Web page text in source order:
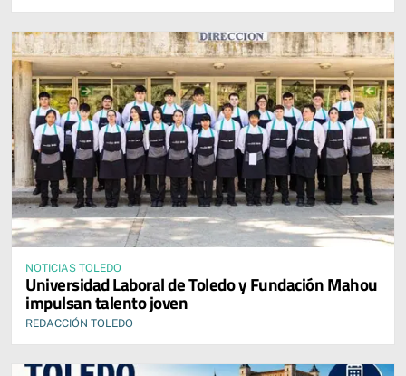
NOTICIAS TOLEDO
Universidad Laboral de Toledo y Fundación Mahou
impulsan talento joven
REDACCIÓN TOLEDO